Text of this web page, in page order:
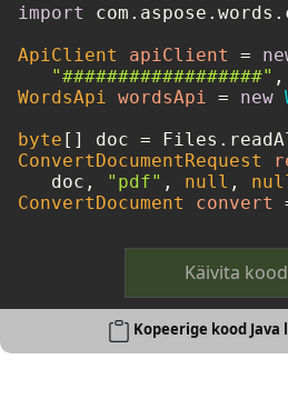
import
ApiClient
apiClient =
"##################" ,
WordsApi wordsApi = new
byte [] doc =
ConvertDocumentRequest
   doc,
"pdf" , null ,
ConvertDocument
convert
Käivita kood
Kopeerige kood